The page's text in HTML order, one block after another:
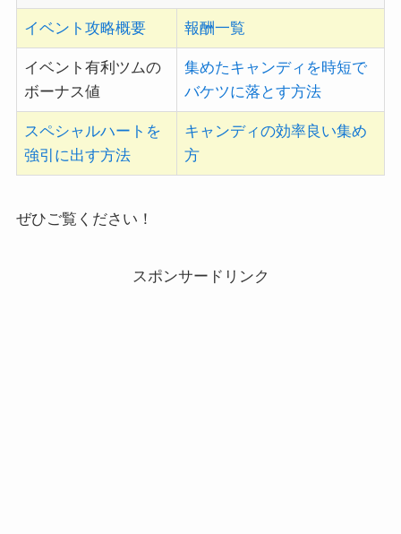
イベント攻略概要 報酬一覧
イベント有利ツムの
ボーナス値
集めたキャンディを時短で
バケツに落とす方法
スペシャルハートを
強引に出す方法
キャンディの効率良い集め
方
ぜひご覧ください！
スポンサードリンク